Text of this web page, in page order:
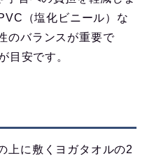
（塩化ビニール）な
のバランスが重要で
目安です。
上に敷くヨガタオルの2